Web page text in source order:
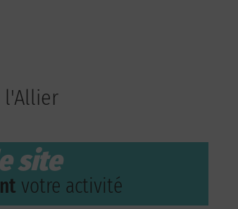
l'Allier
site
votre activité